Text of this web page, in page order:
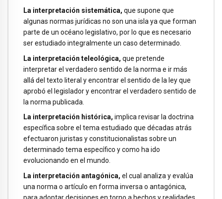
La interpretación sistemática, que supone que
algunas normas jurídicas no son una isla ya que forman
parte de un océano legislativo, por lo que es necesario
ser estudiado integralmente un caso determinado.
La interpretación teleológica, que pretende
interpretar el verdadero sentido de la norma e ir más
allá del texto literal y encontrar el sentido de la ley que
aprobó el legislador y encontrar el verdadero sentido de
la norma publicada.
La interpretación histórica, implica revisar la doctrina
específica sobre el tema estudiado que décadas atrás
efectuaron juristas y constitucionalistas sobre un
determinado tema específico y como ha ido
evolucionando en el mundo.
La interpretación antagónica, el cual analiza y evalúa
una norma o artículo en forma inversa o antagónica,